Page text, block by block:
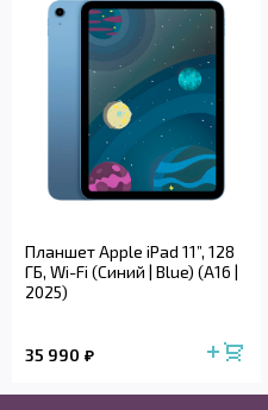
Планшет Apple iPad 11”, 128
ГБ, Wi-Fi (Синий | Blue) (A16 |
2025)
35 990